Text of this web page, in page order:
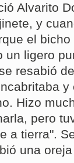
Alvarito
y
el
un ligero
resabió
y
Hizo
pero
a tierra".
una